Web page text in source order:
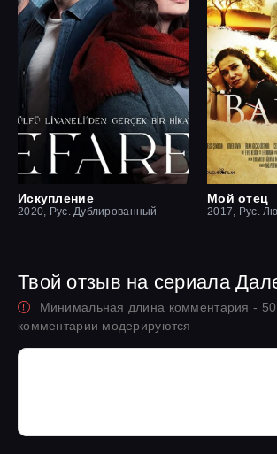
Искупление
2020, Рус. Дублированный
Мой отец
2017, Рус.
Твой отзыв на сериала
Минимальная длина комментария - 50
комментарии модерируются